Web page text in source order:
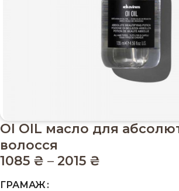
OI OIL масло для
волосся
1085 ₴ – 2015 ₴
ГРАМАЖ